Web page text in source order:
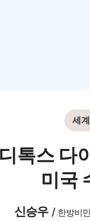
세
톡스 다
미국
신승우 / 한방비